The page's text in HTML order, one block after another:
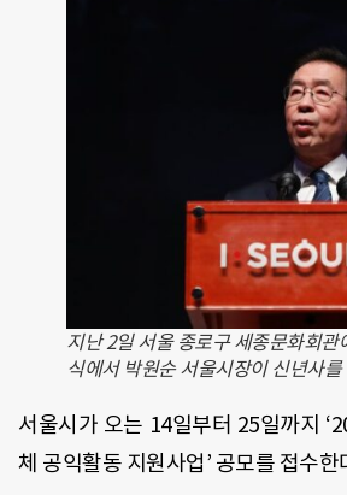
지난 2일 서울 종로구 세종문화회
식에서 박원순 서울시장이 신년사
서울시가 오는 14일부터 25일까지
체 공익활동 지원사업’ 공모를 접수한